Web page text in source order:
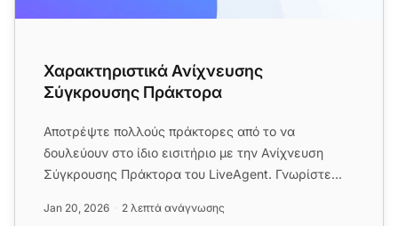
Χαρακτηριστικά Ανίχνευσης
Σύγκρουσης Πράκτορα
Αποτρέψτε πολλούς πράκτορες από το να
δουλεύουν στο ίδιο εισιτήριο με την Ανίχνευση
Σύγκρουσης Πράκτορα του LiveAgent. Γνωρίστε
Jan 20, 2026 2 λεπτά ανάγνωσης